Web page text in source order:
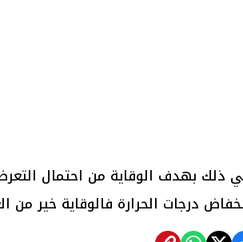
ذلك بهدف الوقاية من احتمال
درجات الحرارة فالوقاية خير من